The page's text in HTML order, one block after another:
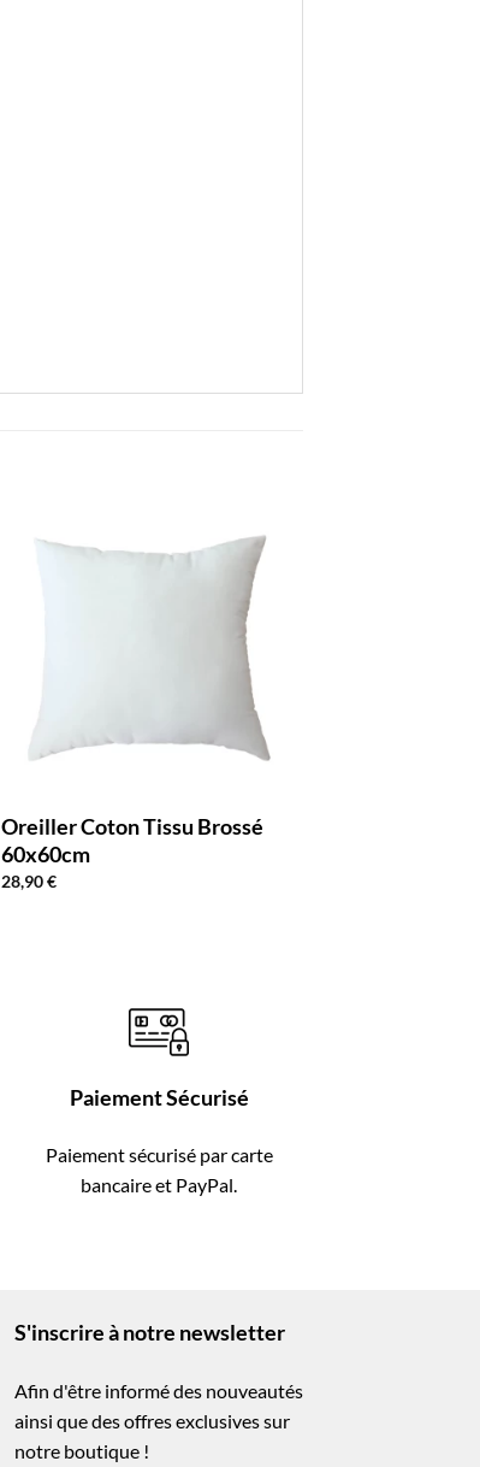
Oreiller Coton Tissu Brossé
60x60cm
28,90€
Paiement Sécurisé
Paiement sécurisé par carte
bancaire et PayPal.
S'inscrire à notre newsletter
Afin d'être informé des nouveautés
ainsi que des offres exclusives sur
notre boutique !